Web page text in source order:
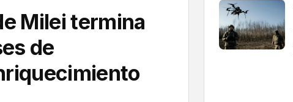
Milei termina
de